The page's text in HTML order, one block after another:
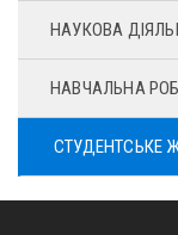
НАВЧАЛЬНА
СТУДЕНТСЬКЕ